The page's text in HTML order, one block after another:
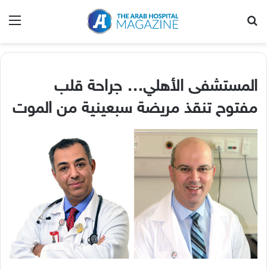
المستشفى الأهلي… جراحة قلب
مفتوح تنقذ مريضة سبعينية من الموت